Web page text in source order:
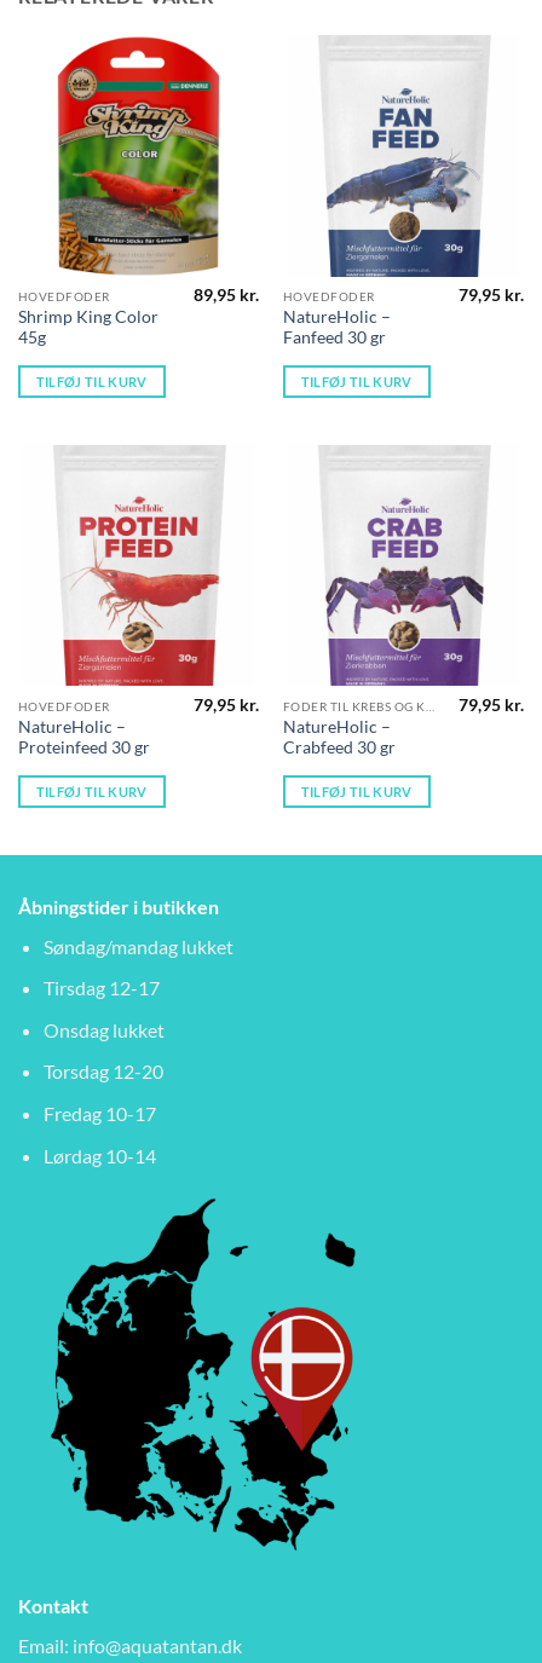
HOVEDFODER
Shrimp King Color
45g
89,95 kr.
TILFØJ TIL KURV
HOVEDFODER
NatureHolic –
Fanfeed 30 gr
79,95 kr.
TILFØJ TIL KURV
HOVEDFODER
NatureHolic –
Proteinfeed 30 gr
79,95 kr.
TILFØJ TIL KURV
NatureHolic –
Crabfeed 30 gr
79,95 kr.
TILFØJ TIL KURV
Åbningstider i butikken
Søndag/mandag lukket
Tirsdag 12-17
Onsdag lukket
Torsdag 12-20
Fredag 10-17
Lørdag 10-14
Kontakt
Email: info@aquatantan.dk